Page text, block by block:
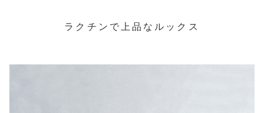
ラクチンで上品なルックス